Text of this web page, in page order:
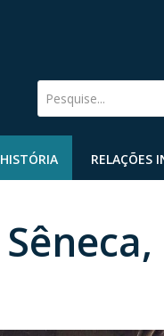
Pesquise...
HISTÓRIA RELAÇÕES